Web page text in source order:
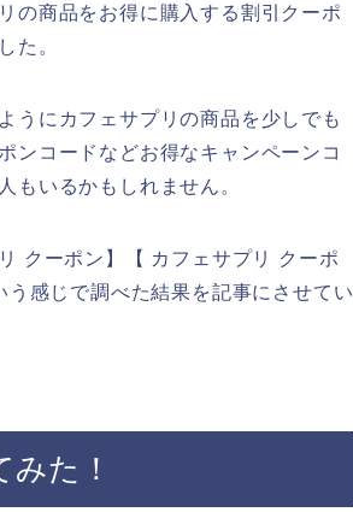
の商品をお得に購入する割引クーポ
た。
うにカフェサプリの商品を少しでも
ンコードなどお得なキャンペーンコ
もいるかもしれません。
クーポン】【 カフェサプリ クーポ
感じで調べた結果を記事にさせてい
た！